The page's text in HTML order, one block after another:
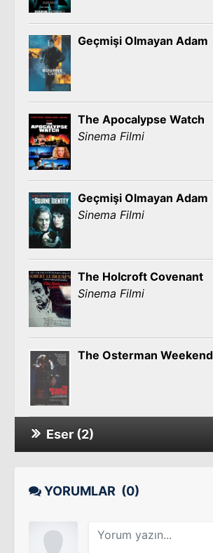
Geçmişi Olmayan Adam
The Apocalypse Watch
Sinema Filmi
Geçmişi Olmayan Adam
Sinema Filmi
The Holcroft Covenant
Sinema Filmi
The Osterman Weekend
Eser (2)
YORUMLAR (0)